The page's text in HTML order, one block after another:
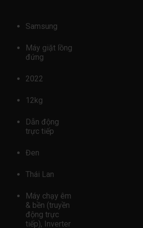
Samsung
Máy giặt lồng
đứng
2022
12kg
Dẫn động
trực tiếp
Đen
Thái Lan
Máy chạy êm
& bền (truyền
động trực
tiếp), Inverter